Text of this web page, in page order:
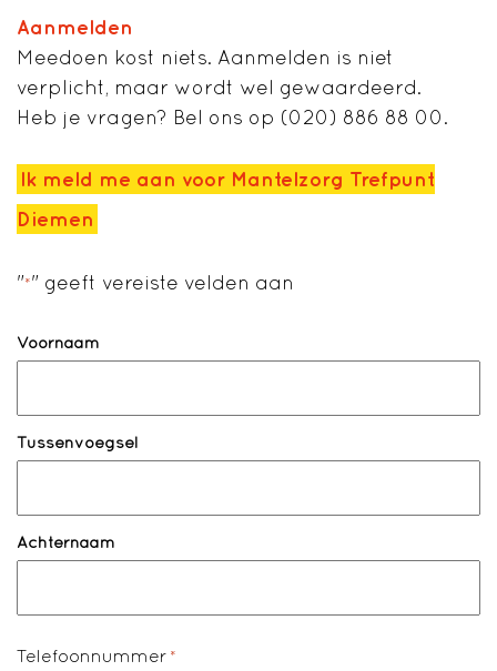
Aanmelden
Meedoen kost niets. Aanmelden is niet
verplicht, maar wordt wel gewaardeerd.
Heb je vragen? Bel ons op (020) 886 88 00.
Ik meld me aan voor Mantelzorg Trefpunt
Diemen
"*" geeft vereiste velden aan
Naam *
Voornaam
Tussenvoegsel
Achternaam
Telefoonnummer *